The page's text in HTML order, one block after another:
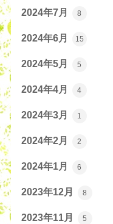
2024年7月 8
2024年6月 15
2024年5月 5
2024年4月 4
2024年3月 1
2024年2月 2
2024年1月 6
2023年12月 8
2023年11月 5